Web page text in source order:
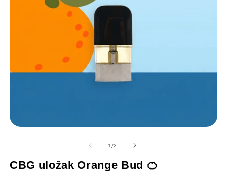
modalnom
prozoru
1 /od
2
CBG uložak Orange Bud 🍊